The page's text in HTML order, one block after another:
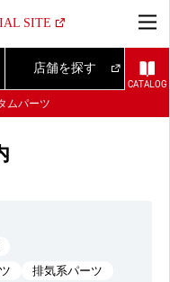
SITE
店舗を探す
CATALOG
ムパーツ
排気系パーツ